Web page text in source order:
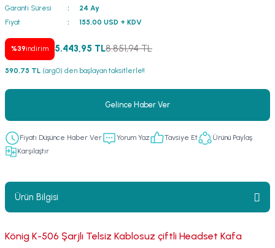
Devre Mebran
Pako Şalter
Garanti Süresi
24 Ay
Fiyat
155,00 USD + KDV
%39indirim 5.443,95 TL8.851,94 TL
590,75 TL (arg0) den başlayan taksitlerle!!
Gelince Haber Ver
Fiyatı Düşünce Haber Ver Yorum Yaz Tavsiye Et
Ürünü Paylaş
Karşılaştır
Ürün Bilgisi
König K-506 Şarjlı Telsiz Kablosuz çiftli Headset Kafa